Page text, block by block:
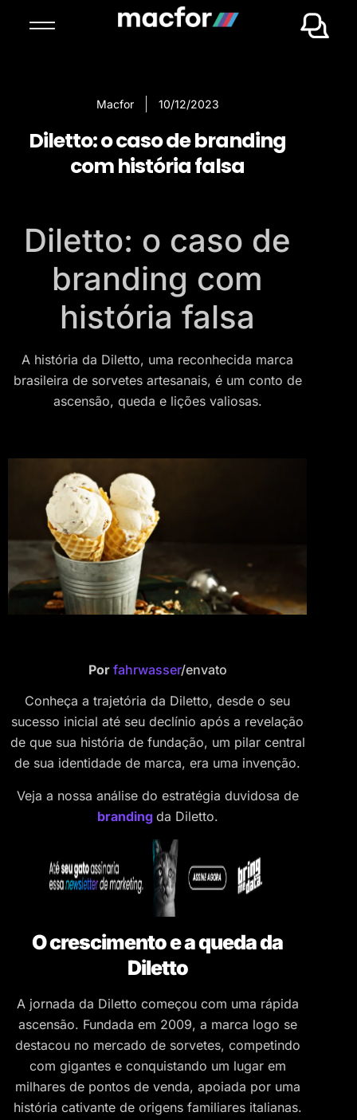
Macfor 10/12/2023
Diletto: o caso de branding
com história falsa
Diletto: o caso de
branding com
história falsa
A história da Diletto, uma reconhecida marca
brasileira de sorvetes artesanais, é um conto de
ascensão, queda e lições valiosas.
Por fahrwasser/envato
Conheça a trajetória da Diletto, desde o seu
sucesso inicial até seu declínio após a revelação
de que sua história de fundação, um pilar central
de sua identidade de marca, era uma invenção.
Veja a nossa análise do estratégia duvidosa de
branding da Diletto.
O crescimento e a queda da
Diletto
A jornada da Diletto começou com uma rápida
ascensão. Fundada em 2009, a marca logo se
destacou no mercado de sorvetes, competindo
com gigantes e conquistando um lugar em
milhares de pontos de venda, apoiada por uma
história cativante de origens familiares italianas.